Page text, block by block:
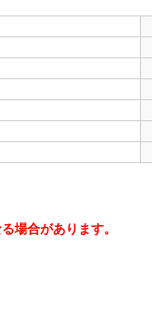
場合があります。